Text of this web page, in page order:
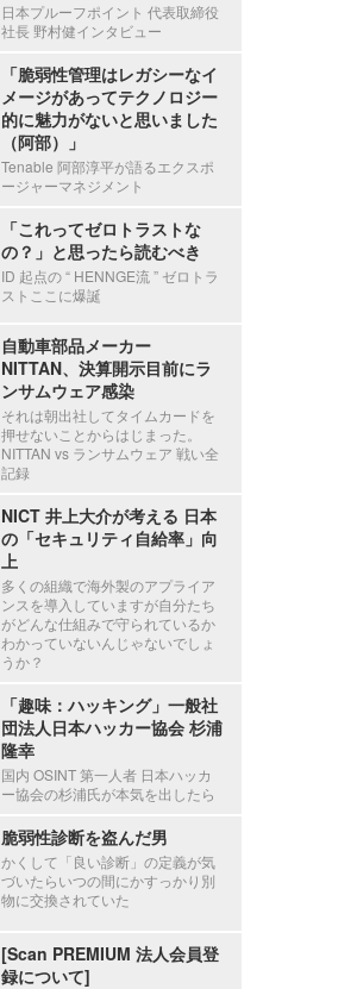
日本プルーフポイント 代表取締役
社長 野村健インタビュー
「脆弱性管理はレガシーなイ
メージがあってテクノロジー
的に魅力がないと思いました
（阿部）」
Tenable 阿部淳平が語るエクスポ
ージャーマネジメント
「これってゼロトラストな
の？」と思ったら読むべき
ID 起点の “ HENNGE流 ” ゼロトラ
ストここに爆誕
自動車部品メーカー
NITTAN、決算開示目前にラ
ンサムウェア感染
それは朝出社してタイムカードを
押せないことからはじまった。
NITTAN vs ランサムウェア 戦い全
記録
NICT 井上大介が考える 日本
の「セキュリティ自給率」向
上
多くの組織で海外製のアプライア
ンスを導入していますが自分たち
がどんな仕組みで守られているか
わかっていないんじゃないでしょ
うか？
「趣味：ハッキング」一般社
団法人日本ハッカー協会 杉浦
隆幸
国内 OSINT 第一人者 日本ハッカ
ー協会の杉浦氏が本気を出したら
脆弱性診断を盗んだ男
かくして「良い診断」の定義が気
づいたらいつの間にかすっかり別
物に交換されていた
[Scan PREMIUM 法人会員登
録について]